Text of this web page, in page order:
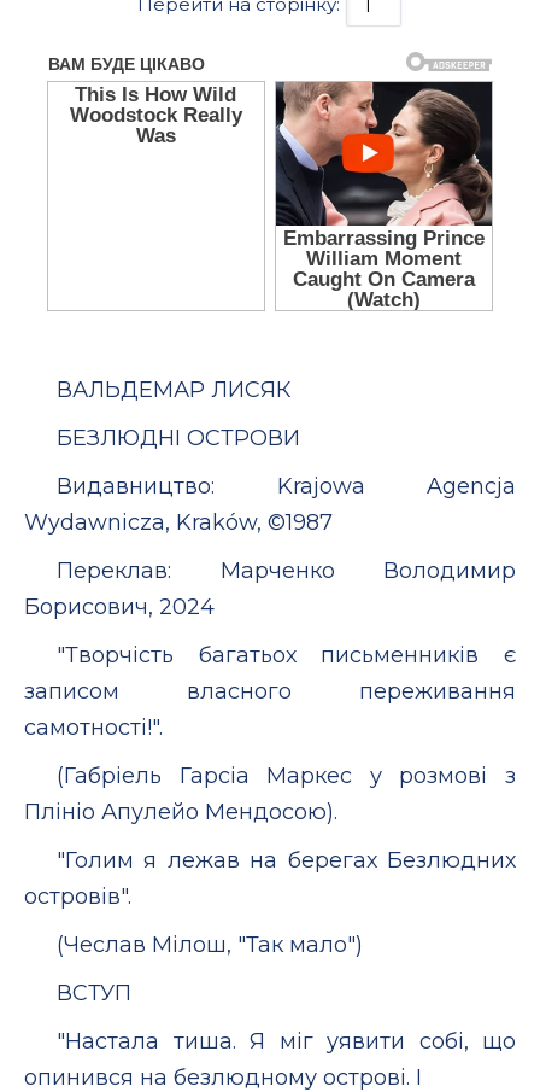
ВАЛЬДЕМАР ЛИСЯК
БЕЗЛЮДНІ ОСТРОВИ
Видавництво: Krajowa Agencja
Wydawnicza, Kraków, ©1987
Переклав: Марченко Володимир
Борисович, 2024
"Творчість багатьох письменників є
записом власного переживання
самотності!".
(Габріель Гарсіа Маркес у розмові з
Плініо Апулейо Мендосою).
"Голим я лежав на берегах Безлюдних
островів".
(Чеслав Мілош, "Так мало")
ВСТУП
"Настала тиша. Я міг уявити собі, що
опинився на безлюдному острові. І